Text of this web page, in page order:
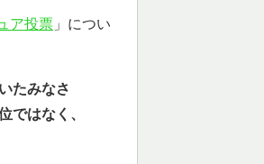
ア投票 」につい
たみなさ
ではなく、